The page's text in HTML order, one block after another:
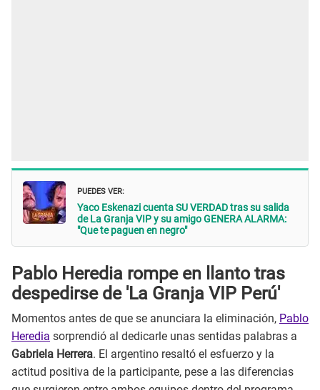
PUEDES VER:
Yaco Eskenazi cuenta SU VERDAD tras su salida
de La Granja VIP y su amigo GENERA ALARMA:
"Que te paguen en negro"
Pablo Heredia rompe en llanto tras
despedirse de 'La Granja VIP Perú'
Momentos antes de que se anunciara la eliminación, Pablo
Heredia sorprendió al dedicarle unas sentidas palabras a
Gabriela Herrera. El argentino resaltó el esfuerzo y la
actitud positiva de la participante, pese a las diferencias